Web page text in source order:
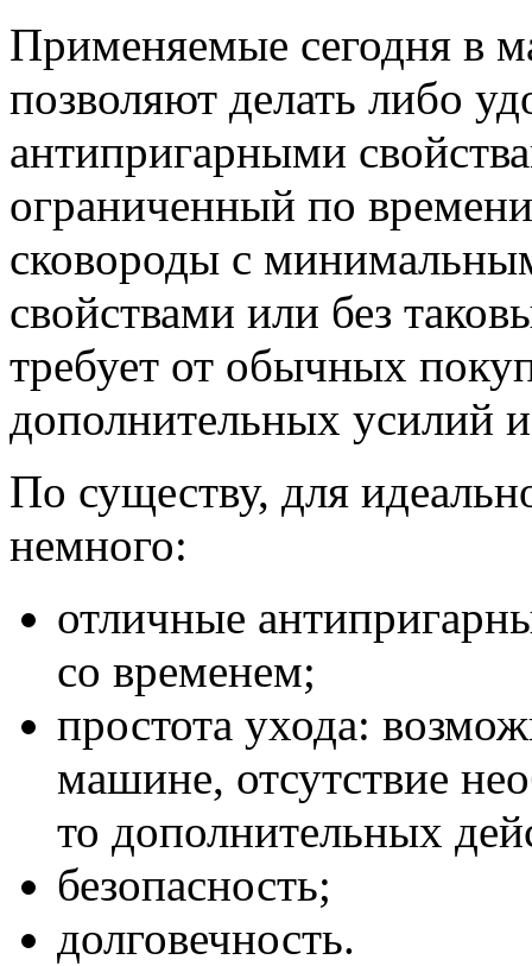
Применяемые сегодня в
позволяют делать либо
антипригарными
ограниченный по
сковороды с
свойствами или без
требует от обычных
дополнительных усилий
По существу, для
немного:
отличные
со временем;
простота ухода:
машине, отсутствие
то дополнительных
безопасность;
долговечность.